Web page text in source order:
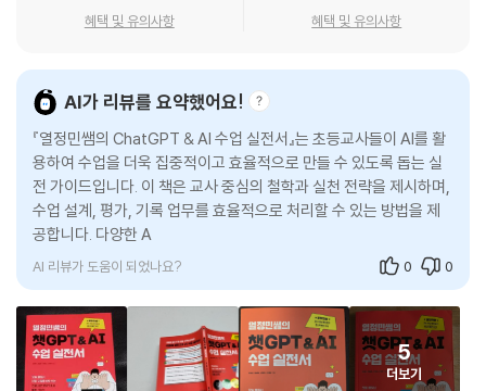
3. [교사] 학생 인증 요청 수락하기
6. [학생] 과제 작성하고 피드백 받기
7. [교사] AI가 평가한 결과와 피드백 수정하기
키위티로 맞춤형 교수학습 실현하기
키위티 활용 수업 루틴
LESSON 04 [미술, 체육/초등] 그림에 영혼을 불어넣는 Animated Dra
wings
Animated Drawings에 캐릭터를 업로드하여 움직이게 하기
LESSON 05 [미술/초등] 미술 감상 수업 치트키, Art Transfer
Google Arts & Culture 앱 설치하고 Art Transfer 2 접속하기
어떤 독자를 위한 책인가?
- AI 수업이 처음이거나 활용이 어려운 선생님
- 수업·평가·기록에 AI를 활용하고 싶은 선생님
- AI 수업 자료까지 한 번에 준비하려는 선생님
- AI 수업 교안을 찾는 교육계 종사자
「학습 내용 미리 보기」
ChatGPT가 무엇인지 알아보고 프롬프트를 작성하는 방법을 살펴봅니
다. 교사 주도로 ChatGPT를 활용한 수업 방법을 담았으며, 책 속 인물과
의 대화, 문해력을 키우는 단어 사전 만들기, 역할극 수업 준비하기, 토론
수업하기 등 다양한 수업 방법을 안내합니다. 형성 평가를 만드는 방법도
혜택 및 유의사항 혜택 및 유의사항
AI가 리뷰를 요약했어요!
『열정민쌤의 ChatGPT & AI 수업 실전서』는 초등교사들이 AI를 활
용하여 수업을 더욱 집중적이고 효율적으로 만들 수 있도록 돕는 실
전 가이드입니다. 이 책은 교사 중심의 철학과 실천 전략을 제시하며,
수업 설계, 평가, 기록 업무를 효율적으로 처리할 수 있는 방법을 제
공합니다. 다양한 AI 웹 및 앱을 소개하여 교사들이 수업에 바로 활용
AI 리뷰가 도움이 되었나요? 0 0
5
더보기